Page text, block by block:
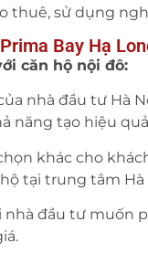
thuê, sử dụng
Bay Hạ
căn hộ nội đô:
nhà đầu tư Hà
năng tạo hiệu
khác cho
tại trung tâm Hà
đầu tư muốn